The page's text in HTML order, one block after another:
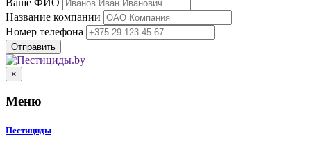
Название компании
Номер телефона
×
Меню
Пестициды